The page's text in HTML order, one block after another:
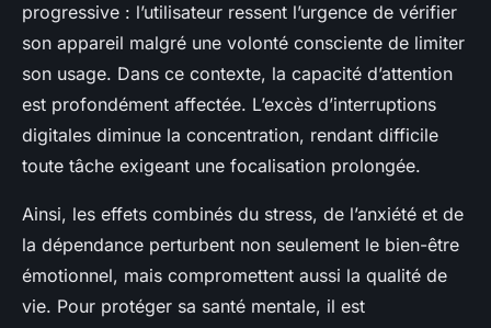
progressive : l’utilisateur ressent l’urgence de vérifier
son appareil malgré une volonté consciente de limiter
son usage. Dans ce contexte, la capacité d’attention
est profondément affectée. L’excès d’interruptions
digitales diminue la concentration, rendant difficile
toute tâche exigeant une focalisation prolongée.
Ainsi, les effets combinés du stress, de l’anxiété et de
la dépendance perturbent non seulement le bien-être
émotionnel, mais compromettent aussi la qualité de
vie. Pour protéger sa santé mentale, il est